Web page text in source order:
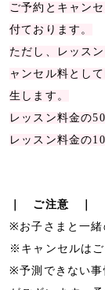
ご予約とキャン
付ております。
ただし、レッス
ャンセル料とし
生します。
レッスン料金の
レッスン料金の
｜ ご注意 ｜
※お子さまと一緒
※キャンセルはご
※予測できない事